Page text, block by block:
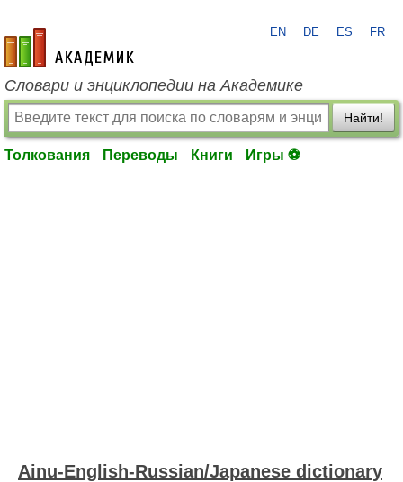
academic.ru
EN DE ES FR
Словари и энциклопедии на Академике
Найти!
Толкования Переводы Книги Игры ⚽
Ainu-English-Russian/Japanese dictionary